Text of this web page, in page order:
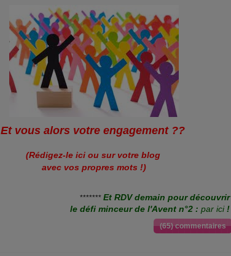
Et vous alors votre engagement ??
(Rédigez-le ici ou sur votre blog
avec vos propres mots !)
******* Et RDV demain pour découvrir
​le défi minceur de l'Avent n°2 : par ici!
(65) commentaires